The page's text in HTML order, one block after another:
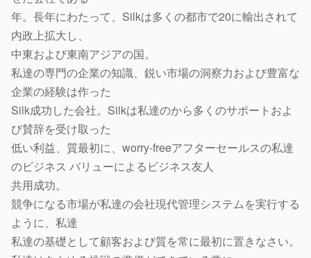
年。長年にわたって、Silkは多くの都市で20に輸出されて
内政上拡大し、
中東および東南アジアの国。
私達の専門の企業の知識、鋭い市場の洞察力および豊富な
企業の経験は作った
Silk成功した会社。Silkは私達のから多くのサポートおよ
び賛辞を受け取った
低い利益、質最初に、worry-freeアフターセールスの私達
のビジネス バリューによるビジネス友人
共用成功。
競争になる市場が私達の会社現代管理システムを実行する
ように、私達
私達の基礎として顧客および質を常に最初に置きなさい。